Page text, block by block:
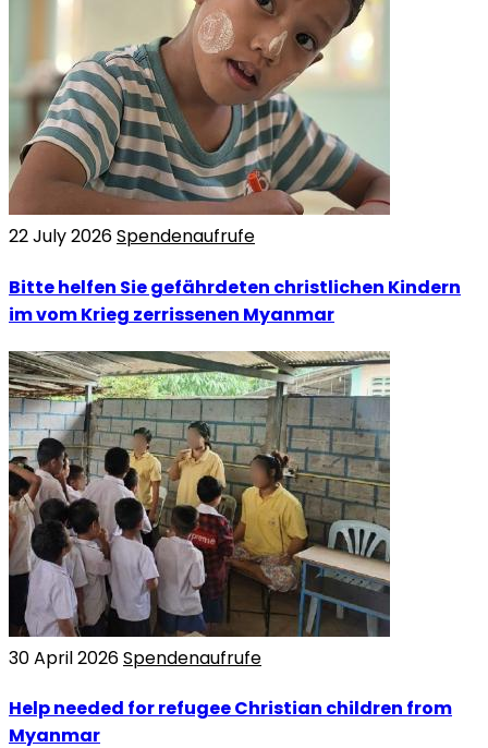
22 July 2026Spendenaufrufe
Bitte helfen Sie gefährdeten christlichen Kindern
im vom Krieg zerrissenen Myanmar
30 April 2026Spendenaufrufe
Help needed for refugee Christian children from
Myanmar